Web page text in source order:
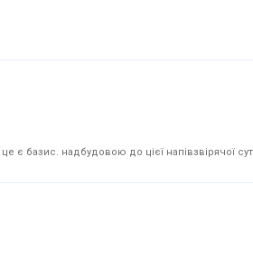
базис. надбудовою до цієї напівзвірячої